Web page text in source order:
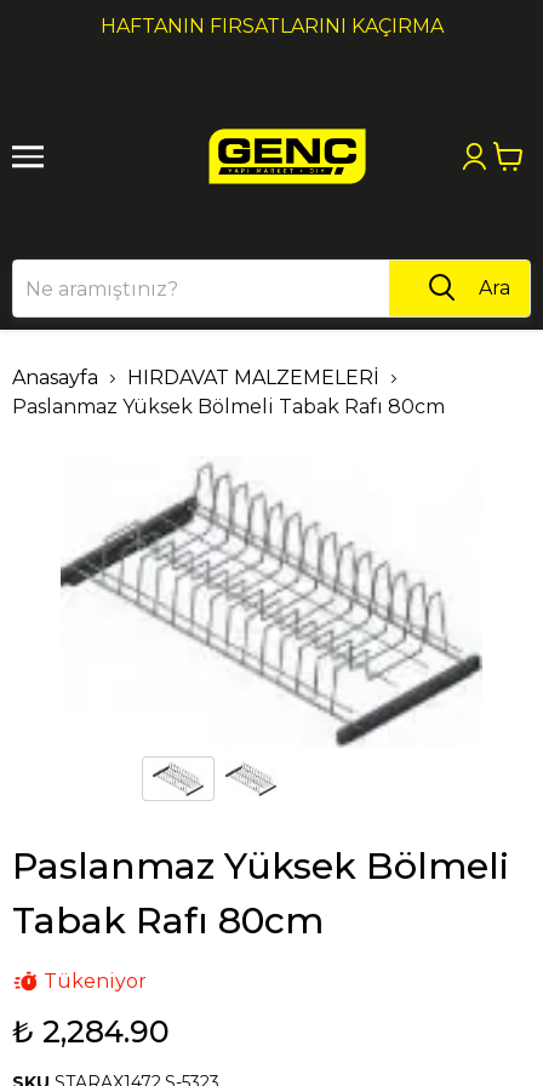
HAFTANIN FIRSATLARINI KAÇIRMA
1 2
Ara
Anasayfa
HIRDAVAT MALZEMELERİ
Paslanmaz Yüksek Bölmeli Tabak Rafı 80cm
Paslanmaz Yüksek Bölmeli
Tabak Rafı 80cm
Tükeniyor
₺ 2,284.90